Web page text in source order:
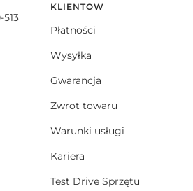
KLIENTOW
Płatności
Wysyłka
Gwarancja
Zwrot towaru
Warunki usługi
Kariera
Test Drive Sprzętu